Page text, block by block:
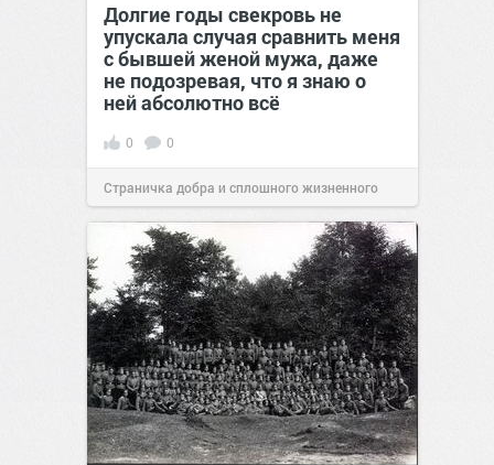
Долгие годы свекровь не
упускала случая сравнить меня
с бывшей женой мужа, даже
не подозревая, что я знаю о
ней абсолютно всё
0 0
Страничка добра и сплошного жизненного
позитива!00:29Сегодня